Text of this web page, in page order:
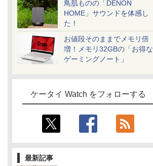
鳥肌ものの「DENON
HOME」サウンドを体感し
た！
お値段そのままでメモリ倍
増！メモリ32GBの「お得な
ゲーミングノート」
ケータイ Watch をフォローする
最新記事